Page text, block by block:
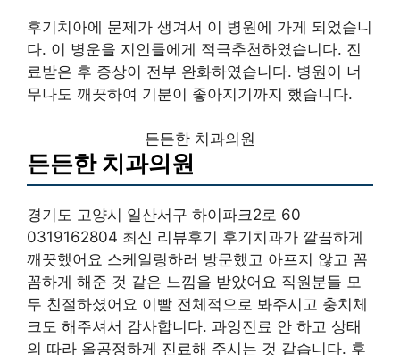
후기치아에 문제가 생겨서 이 병원에 가게 되었습니
다. 이 병운을 지인들에게 적극추천하였습니다. 진
료받은 후 증상이 전부 완화하였습니다. 병원이 너
무나도 깨끗하여 기분이 좋아지기까지 했습니다.
든든한 치과의원
든든한 치과의원
경기도 고양시 일산서구 하이파크2로 60
0319162804 최신 리뷰후기 후기치과가 깔끔하게
깨끗했어요 스케일링하러 방문했고 아프지 않고 꼼
꼼하게 해준 것 같은 느낌을 받았어요 직원분들 모
두 친절하셨어요 이빨 전체적으로 봐주시고 충치체
크도 해주셔서 감사합니다. 과잉진료 안 하고 상태
의 따라 올공정하게 진료해 주시는 것 같습니다. 후